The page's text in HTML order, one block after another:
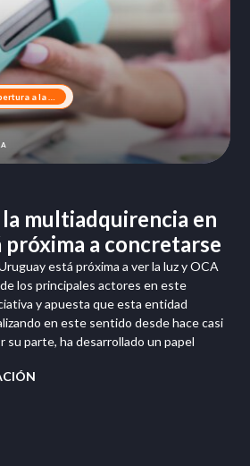
multiadquirencia en
a concretarse
está próxima a ver la luz y OCA
los principales actores en este
y apuesta que esta entidad
en este sentido desde hace casi
su parte, ha desarrollado un papel